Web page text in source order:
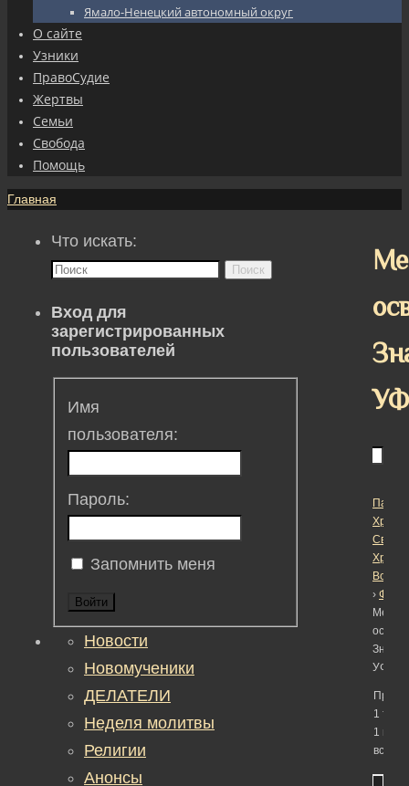
Ямало-Ненецкий автономный округ
О сайте
Узники
ПравоСудие
Жертвы
Семьи
Свобода
Помощь
Главная
Пасха
›
Метка:
1
1 по 1
всего)
Что искать:
Поиск
Вход для
зарегистрированных
пользователей
Имя
пользователя:
Пароль:
Запомнить меня
Войти
Новости
Новомученики
ДЕЛАТЕЛИ
Неделя молитвы
Религии
Анонсы